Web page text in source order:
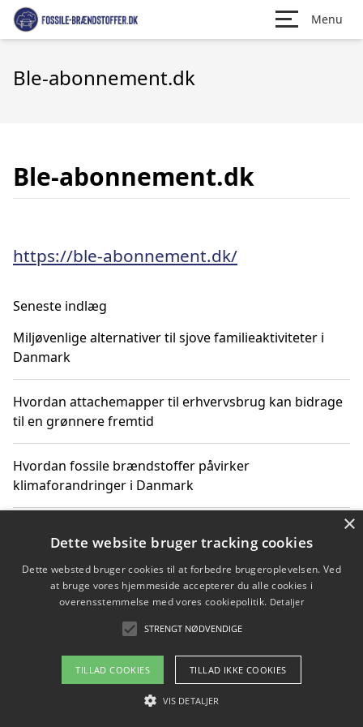
Menu
Ble-abonnement.dk
Ble-abonnement.dk
https://ble-abonnement.dk/
Seneste indlæg
Miljøvenlige alternativer til sjove familieaktiviteter i
Danmark
Hvordan attachemapper til erhvervsbrug kan bidrage
til en grønnere fremtid
Hvordan fossile brændstoffer påvirker
klimaforandringer i Danmark
klimaændringer
Hvordan citater om fossile brændstoffer kan ændre
Copyright 2026 - Pilanto Aps
Om / kontakt
×
Dette website bruger tracking cookies
Dette websted bruger cookies til at forbedre brugeroplevelsen. Ved
at bruge vores hjemmeside accepterer du alle cookies i
overensstemmelse med vores cookiepolitik. Detaljer
STRENGT NØDVENDIGE
TILLAD COOKIES TILLAD IKKE COOKIES
VIS DETALJER